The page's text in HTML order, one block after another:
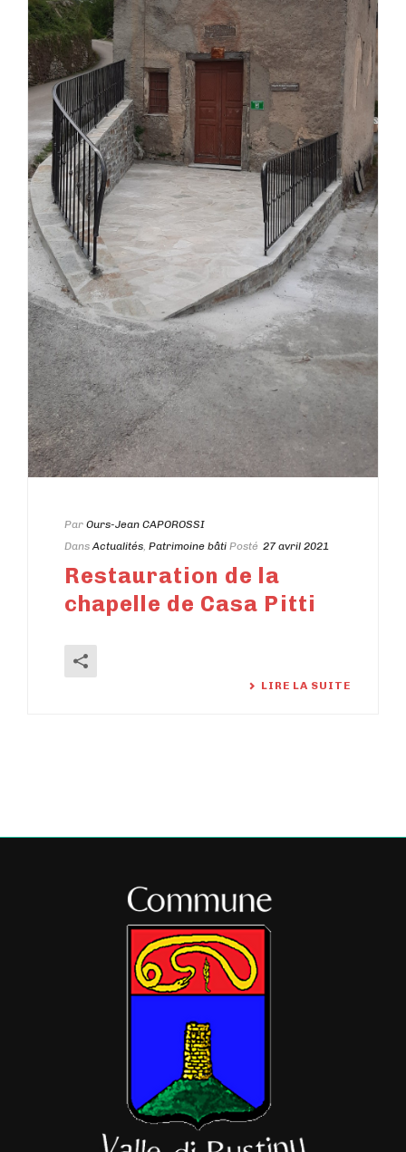
Par Ours-Jean CAPOROSSI
Dans Actualités Patrimoine bâti Posté 27 avril 2021
Restauration de la
chapelle de Casa Pitti
LIRE LA SUITE